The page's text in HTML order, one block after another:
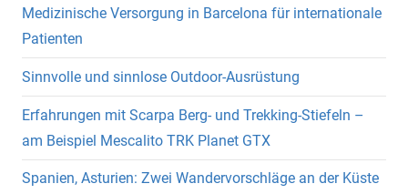
Medizinische Versorgung in Barcelona für internationale
Patienten
Sinnvolle und sinnlose Outdoor-Ausrüstung
Erfahrungen mit Scarpa Berg- und Trekking-Stiefeln –
am Beispiel Mescalito TRK Planet GTX
Spanien, Asturien: Zwei Wandervorschläge an der Küste